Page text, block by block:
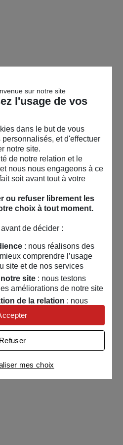
sur notre site
l'usage de vos
dans le but de vous
et d'effectuer
notre site.
de notre relation et le
nous nous engageons à ce
soit avant tout à votre
ou refuser librement les
choix à tout moment.
de décider :
: nous réalisons des
comprendre l’usage
site et de nos services
site: nous testons
améliorations de notre site
de la relation : nous
pour adapter nos
nos offres
: nous utilisons avec
cookies pour afficher des
cookies et la liste de nos
mes choix
Refuser